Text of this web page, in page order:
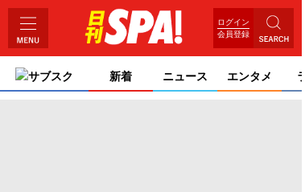
ログイン
会員登録
サブスク 新着 ニュース エンタメ